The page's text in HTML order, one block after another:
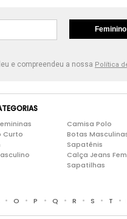
Feminino
e compreendeu a nossa Política
Curto
Camisa Polo
Botas
Sapatênis
Calça Jeans
Sapatilhas
• O • P • Q • R • S • T •